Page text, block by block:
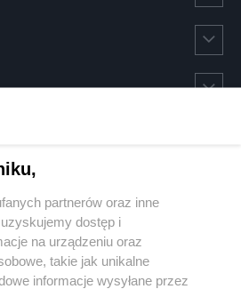
partnerów oraz inne
dostęp i
na urządzeniu oraz
takie jak unikalne
informacje wysyłane przez